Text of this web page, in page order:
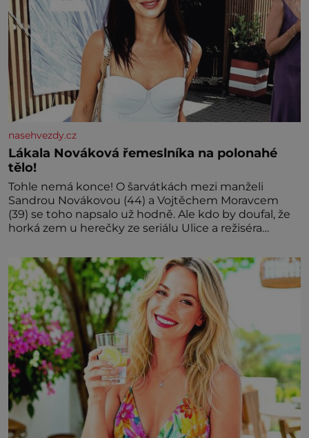
nasehvezdy.cz
Lákala Nováková řemeslníka na polonahé
tělo!
Tohle nemá konce! O šarvátkách mezi manželi
Sandrou Novákovou (44) a Vojtěchem Moravcem
(39) se toho napsalo už hodně. Ale kdo by doufal, že
horká zem u herečky ze seriálu Ulice a režiséra